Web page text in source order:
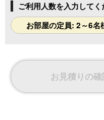
ご利用人数を入力してく
お部屋の定員: 2～6名
お見積りの